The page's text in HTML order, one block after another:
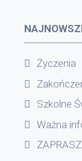
Życzenia
Szkolne
Ważna